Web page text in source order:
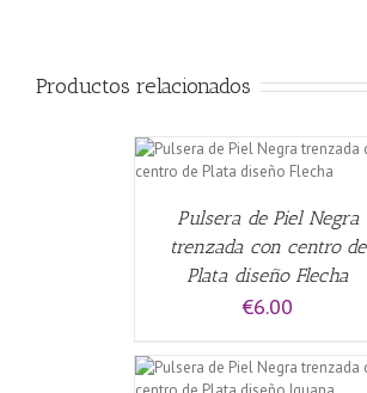
Productos relacionados
Pulsera de Piel Negra
trenzada con centro de
Plata diseño Flecha
€6.00